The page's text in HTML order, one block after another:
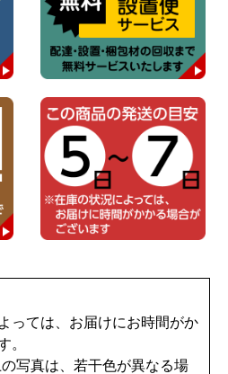
っては、お届けにお時間がか
。
写真は、若干色が異なる場